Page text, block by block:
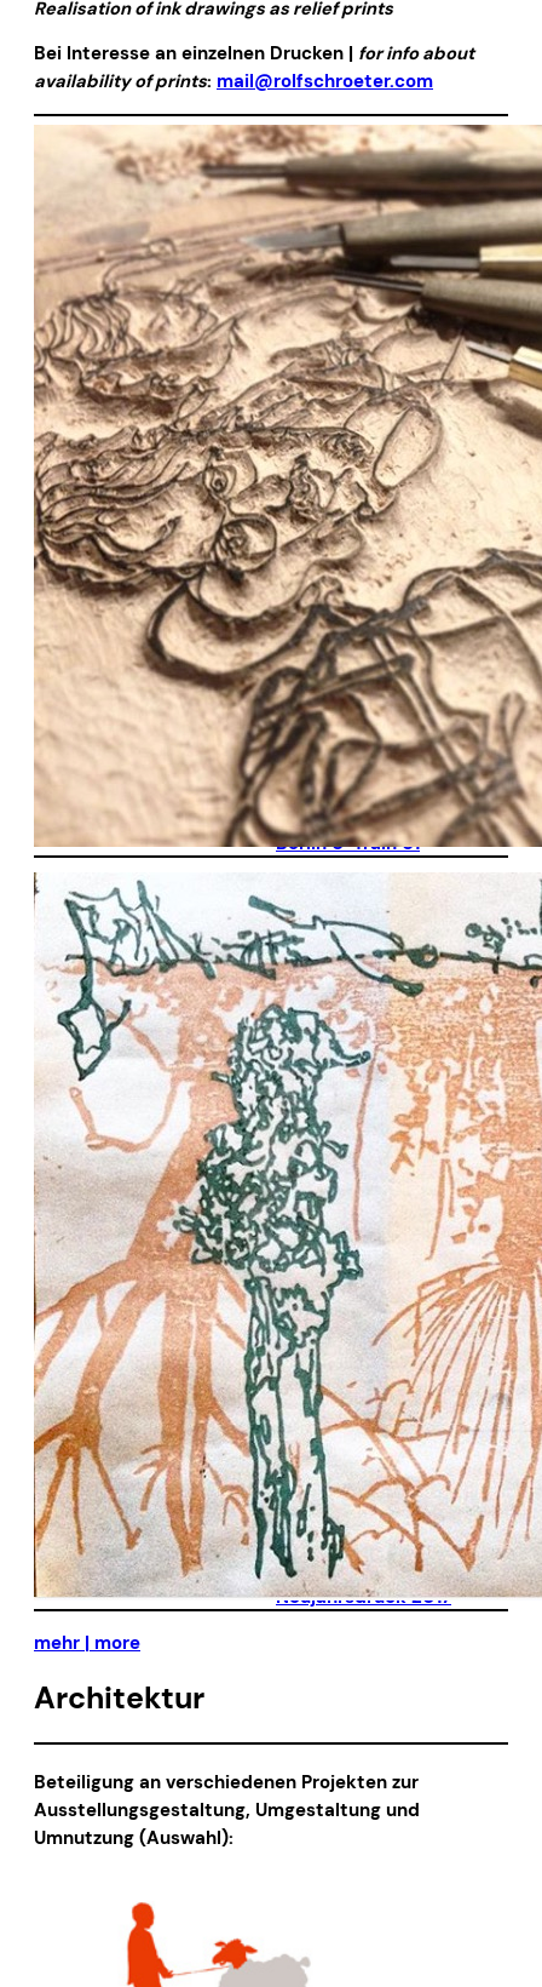
Realisation of ink drawings as relief prints
Bei Interesse an einzelnen Drucken | for info about
availability of prints: mail@rolfschroeter.com
Berlin U-Train U1
Neujahrsdruck 2017
mehr | more
Architektur
Beteiligung an verschiedenen Projekten zur
Ausstellungsgestaltung, Umgestaltung und
Umnutzung (Auswahl):